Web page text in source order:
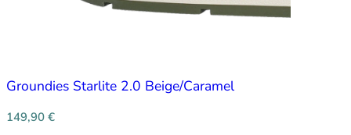
Groundies Starlite 2.0 Beige/Caramel
149,90 €